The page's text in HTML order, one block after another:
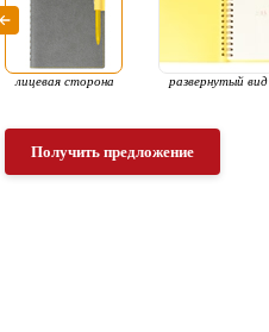
лицевая сторона развернутый вид
Получить предложение